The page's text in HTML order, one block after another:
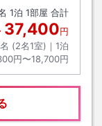
1泊 1部屋 合計
37,400円
(2名1室)｜ 1泊
円〜18,700円